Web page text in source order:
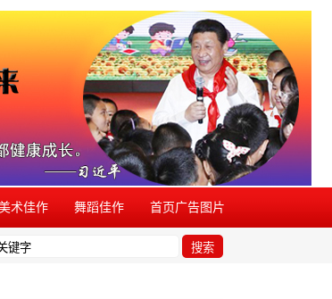
术佳作 舞蹈佳作 首页广告图片
品牌，欢迎举报。 搜索